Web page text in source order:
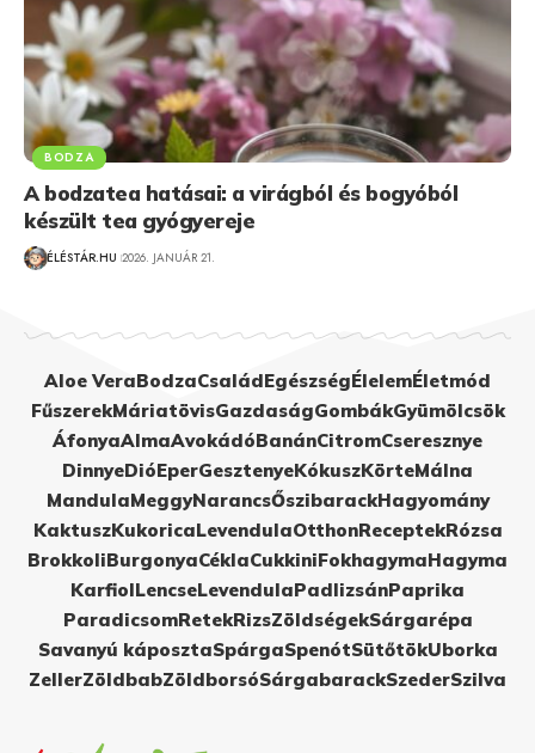
BODZA
A bodzatea hatásai: a virágból és bogyóból
készült tea gyógyereje
ÉLÉSTÁR.HU 2026. JANUÁR 21.
Aloe VeraBodzaCsaládEgészségÉlelemÉletmód
FűszerekMáriatövisGazdaságGombákGyümölcsök
ÁfonyaAlmaAvokádóBanánCitromCseresznye
DinnyeDióEperGesztenyeKókuszKörteMálna
MandulaMeggyNarancsŐszibarackHagyomány
KaktuszKukoricaLevendulaOtthonReceptekRózsa
BrokkoliBurgonyaCéklaCukkiniFokhagymaHagyma
KarfiolLencseLevendulaPadlizsánPaprika
ParadicsomRetekRizsZöldségekSárgarépa
Savanyú káposztaSpárgaSpenótSütőtökUborka
ZellerZöldbabZöldborsóSárgabarackSzederSzilva